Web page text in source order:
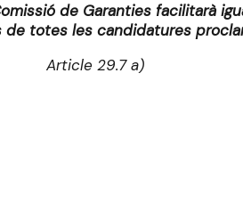
de Garanties facilitarà
de totes les candidatures
Article 29.7 a)